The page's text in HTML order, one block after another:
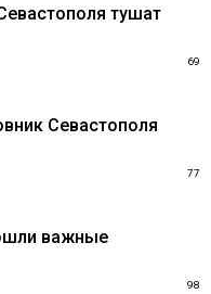
тушат
69
Севастополя
77
важные
98